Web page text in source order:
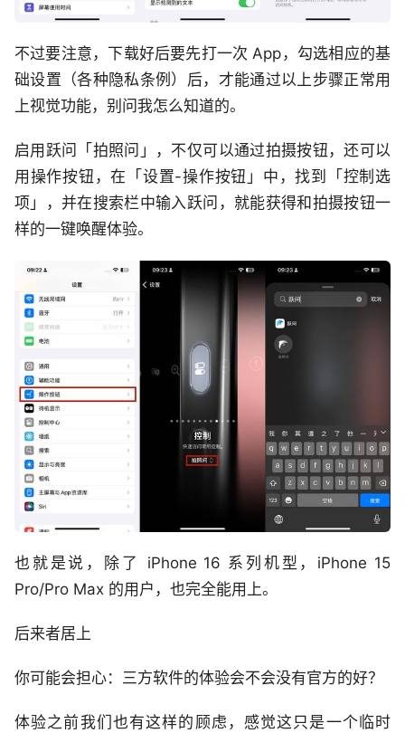
不过要注意，下载好后要先打一次 App，勾选相应的基
础设置（各种隐私条例）后，才能通过以上步骤正常用
上视觉功能，别问我怎么知道的。
启用跃问「拍照问」，不仅可以通过拍摄按钮，还可以
用操作按钮，在「设置-操作按钮」中，找到「控制选
项」，并在搜索栏中输入跃问，就能获得和拍摄按钮一
样的一键唤醒体验。
也就是说，除了 iPhone 16 系列机型，iPhone 15
Pro/Pro Max 的用户，也完全能用上。
后来者居上
你可能会担心：三方软件的体验会不会没有官方的好？
体验之前我们也有这样的顾虑，感觉这只是一个临时